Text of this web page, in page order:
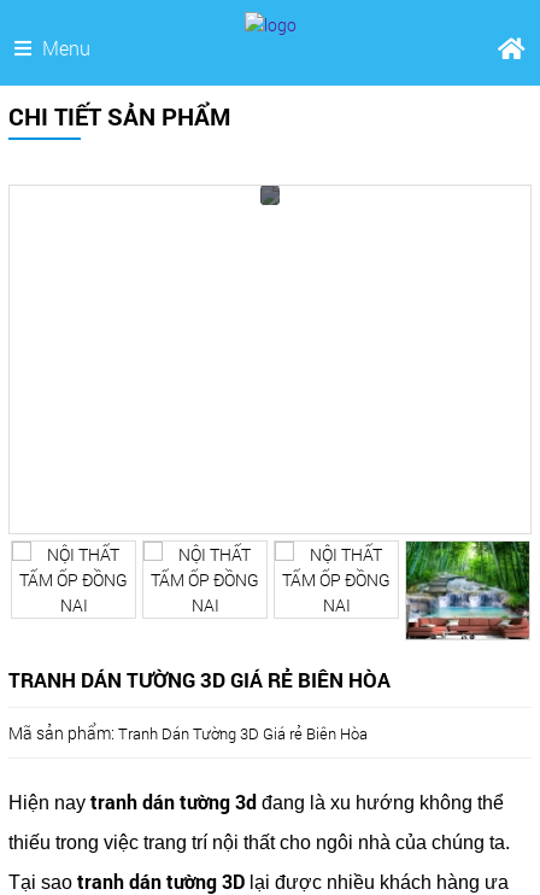
Menu
CHI TIẾT SẢN PHẨM
TRANH DÁN TƯỜNG 3D GIÁ RẺ BIÊN HÒA
Mã sản phẩm: Tranh Dán Tường 3D Giá rẻ Biên Hòa
Hiện naytranh dán tường 3d đang là xu hướng không thể
thiếu trong việc trang trí nội thất cho ngôi nhà của chúng ta.
Tại sao tranh dán tường 3Dlại được nhiều khách hàng ưa